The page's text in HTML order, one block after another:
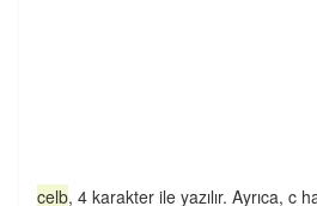
celb, 4 karakter ile yazılır. Ayrıca, c